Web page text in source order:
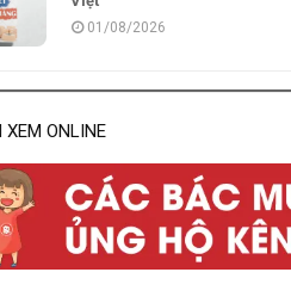
01/08/2026
XEM ONLINE